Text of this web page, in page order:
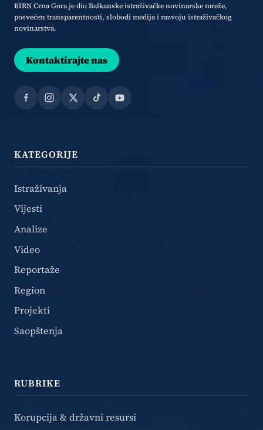
BIRN Crna Gora je dio Balkanske istraživačke novinarske mreže,
posvećen transparentnosti, slobodi medija i razvoju istraživačkog
novinarstva.
Kontaktirajte nas
Facebook
Instagram
X TikTokYouTube
KATEGORIJE
Istraživanja
Vijesti
Analize
Video
Reportaže
Region
Projekti
Saopštenja
RUBRIKE
Korupcija & državni resursi